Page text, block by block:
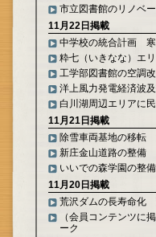
市立図書館のリノベ
11月22日掲載
中学校の統合計画
粋七（いきなな）エ
工学部図書館の空調
洋上風力発電経済波
白川湖周辺エリアに
11月21日掲載
除雪車両基地の移転
新庄金山道路の整備
いいでの森学園の整
11月20日掲載
荒沢ダムの長寿命化
（会員コンテンツに
ーク